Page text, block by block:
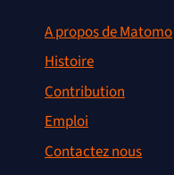
A propos de Matomo
Histoire
Contribution
Emploi
Contactez nous